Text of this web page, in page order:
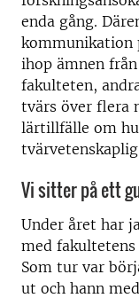
enda gång.
kommunikation
ihop ämnen
fakulteten,
tvärs över flera
lärtillfälle om
Vi sitter på ett
Under året har
med
Som tur var
ut och hann